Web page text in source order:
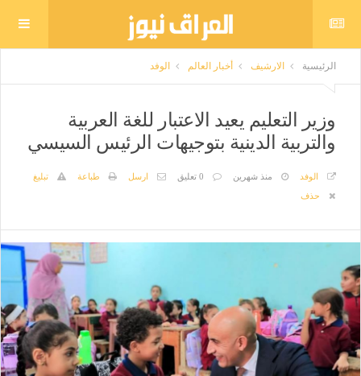
الرئيسية الارشيف أخبار العالم الوفد
وزير التعليم يعيد الاعتبار للغة العربية
والتربية الدينية بتوجيهات الرئيس السيسي
الوفد منذ شهرين 0 تعليق ارسل طباعة
تبليغ
حذف